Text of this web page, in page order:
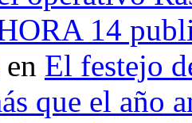
14
en El festejo
que el año